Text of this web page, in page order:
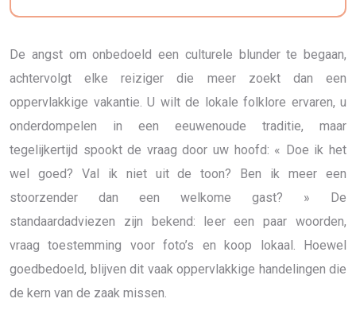
De angst om onbedoeld een culturele blunder te begaan,
achtervolgt elke reiziger die meer zoekt dan een
oppervlakkige vakantie. U wilt de lokale folklore ervaren, u
onderdompelen in een eeuwenoude traditie, maar
tegelijkertijd spookt de vraag door uw hoofd: « Doe ik het
wel goed? Val ik niet uit de toon? Ben ik meer een
stoorzender dan een welkome gast? » De
standaardadviezen zijn bekend: leer een paar woorden,
vraag toestemming voor foto’s en koop lokaal. Hoewel
goedbedoeld, blijven dit vaak oppervlakkige handelingen die
de kern van de zaak missen.